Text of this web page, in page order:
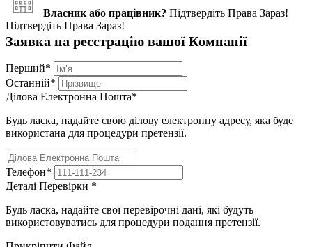
Власник або працівник? Підтвердіть Права Зараз!
Підтвердіть Права Зараз!
Заявка на реєстрацію вашої Компанії
Перший*
Останній*
Ділова Електронна Пошта*
Будь ласка, надайте свою ділову електронну адресу, яка буде
використана для процедури претензії.
Телефон*
Деталі Перевірки *
Будь ласка, надайте свої перевірочні дані, які будуть
використовуватись для процедури подання претензії.